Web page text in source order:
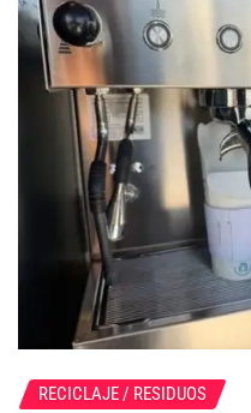
RECICLAJE / RESIDUOS